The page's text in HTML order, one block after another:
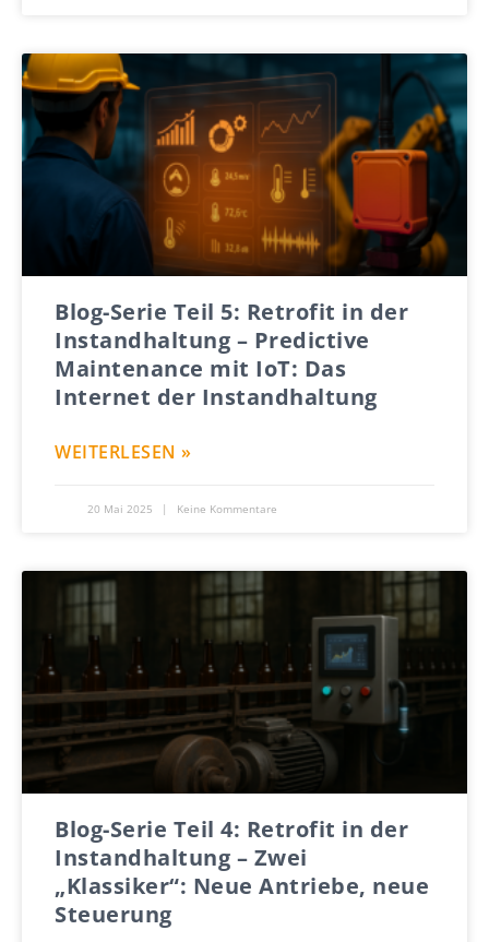
Blog-Serie Teil 5: Retrofit in der
Instandhaltung – Predictive
Maintenance mit IoT: Das
Internet der Instandhaltung
WEITERLESEN »
20 Mai 2025 Keine Kommentare
Blog-Serie Teil 4: Retrofit in der
Instandhaltung – Zwei
„Klassiker“: Neue Antriebe, neue
Steuerung